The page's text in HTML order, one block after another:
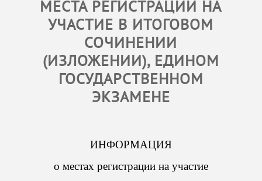
МЕСТА РЕГИСТРАЦИИ НА
УЧАСТИЕ В ИТОГОВОМ
СОЧИНЕНИИ
(ИЗЛОЖЕНИИ), ЕДИНОМ
ГОСУДАРСТВЕННОМ
ЭКЗАМЕНЕ
ИНФОРМАЦИЯ
о местах регистрации на участие